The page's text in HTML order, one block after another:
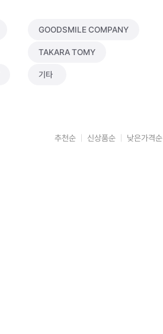
GOODSMILE COMPANY
TAKARA TOMY
기타
추천순 신상품순 낮은가격순